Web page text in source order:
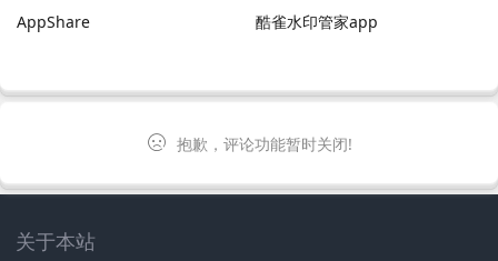
AppShare 酷雀水印管家app
抱歉，评论功能暂时关闭!
关于本站